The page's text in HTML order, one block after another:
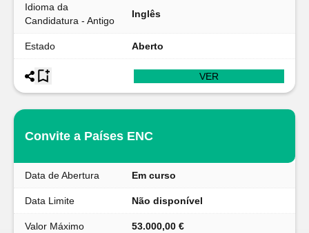
Idioma da
Candidatura - Antigo
Inglês
Estado Aberto
VER
Convite a Países ENC
Data de Abertura Em curso
Data Limite Não disponível
Valor Máximo 53.000,00 €